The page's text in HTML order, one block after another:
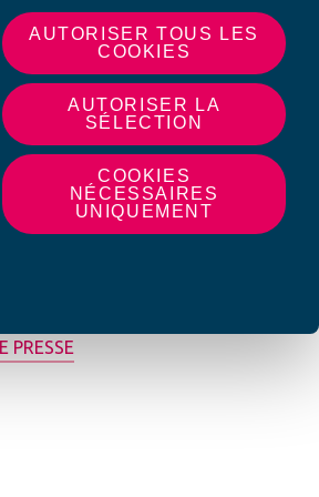
AUTORISER TOUS LES
COOKIES
AUTORISER LA
SÉLECTION
COOKIES
NÉCESSAIRES
UNIQUEMENT
PRESSE